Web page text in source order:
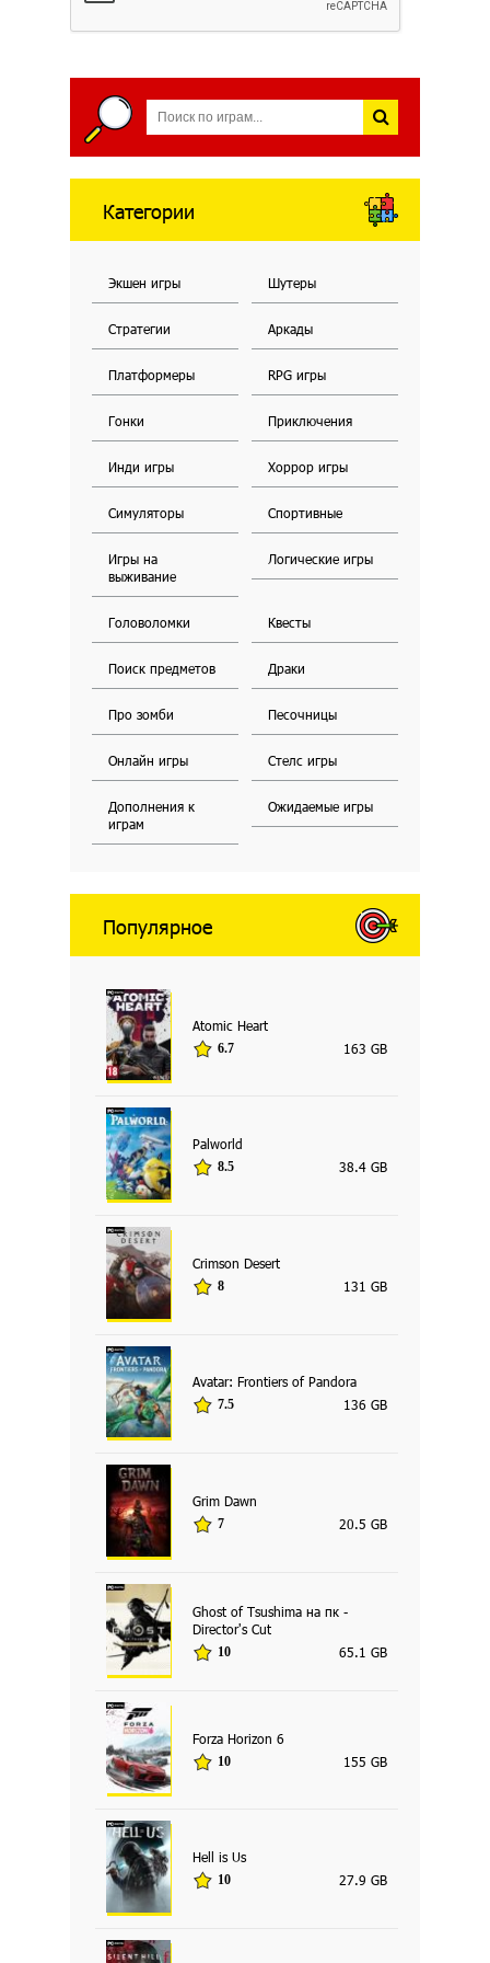
Категории
Экшен игры Шутеры
Стратегии Аркады
Платформеры RPG игры
Гонки Приключения
Инди игры Хоррор игры
Симуляторы Спортивные
Игры на
выживание
Логические игры
Головоломки Квесты
Поиск предметов Драки
Про зомби Песочницы
Онлайн игры Стелс игры
Дополнения к
играм
Ожидаемые игры
Популярное
Atomic Heart
6.7 163 GB
Palworld
8.5 38.4 GB
Crimson Desert
8 131 GB
Avatar: Frontiers of Pandora
7.5 136 GB
Grim Dawn
7 20.5 GB
Ghost of Tsushima на пк -
Director's Cut
10 65.1 GB
Forza Horizon 6
10 155 GB
Hell is Us
10 27.9 GB